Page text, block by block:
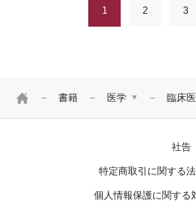
HOME 書籍 医学
リハ・臨床検査他
臨床
基
臨
臨
1 2 3
社告
特定商取引に関する
個人情報保護に関する